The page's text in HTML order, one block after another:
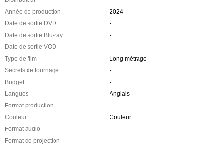
Année de production
2024
Date de sortie DVD
-
Date de sortie Blu-ray
-
Date de sortie VOD
-
Type de film
Long métrage
Secrets de tournage
-
Budget
-
Langues
Anglais
Format production
-
Couleur
Couleur
Format audio
-
Format de projection
-